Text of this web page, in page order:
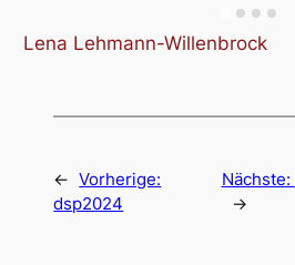
Lena Lehmann-Willenbrock
← Vorherige:
dsp2024
Nächste:
→